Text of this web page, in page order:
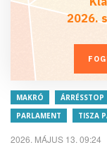
2026.
MAKRÓ ÁRRÉSSTOP
PARLAMENT
TISZA
2026. MÁJUS 13. 09:24